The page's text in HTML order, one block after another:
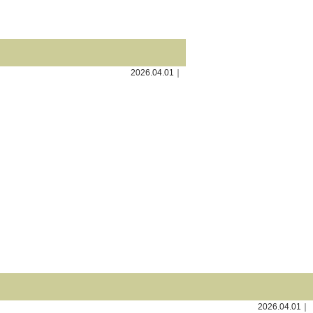
2026.04.01｜
2026.04.01｜